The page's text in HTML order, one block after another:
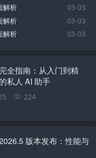
解析
03-03
解析
03-03
解析
03-03
全指南：从入门到精
私人 AI 助手
224
版本发布：性能与